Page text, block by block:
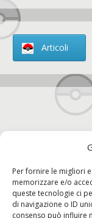
Per fornire le migliori
memorizzare e/o
queste tecnologie ci
di navigazione o ID
consenso può influire
Articoli